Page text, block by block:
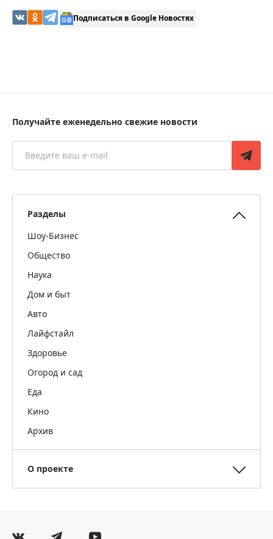
Подписаться в Google Новостях
Получайте еженедельно свежие новости
Разделы
Шоу-Бизнес
Общество
Наука
Дом и быт
Авто
Лайфстайл
Здоровье
Огород и сад
Еда
Кино
Архив
О проекте